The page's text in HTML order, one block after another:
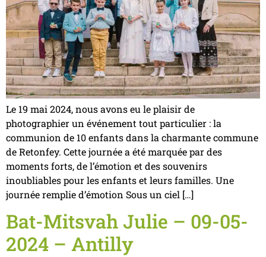
Le 19 mai 2024, nous avons eu le plaisir de
photographier un événement tout particulier : la
communion de 10 enfants dans la charmante commune
de Retonfey. Cette journée a été marquée par des
moments forts, de l’émotion et des souvenirs
inoubliables pour les enfants et leurs familles. Une
journée remplie d’émotion Sous un ciel […]
Bat-Mitsvah Julie – 09-05-
2024 – Antilly